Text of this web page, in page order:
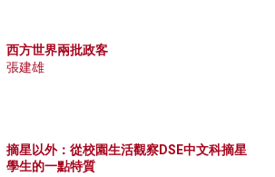
西方世界兩批政客
張建雄
摘星以外：從校園生活觀察DSE中文科摘星
學生的一點特質